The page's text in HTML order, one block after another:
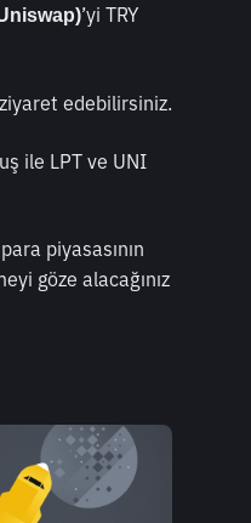
’yi TRY
edebilirsiniz.
ile LPT ve UNI
piyasasının
göze alacağınız